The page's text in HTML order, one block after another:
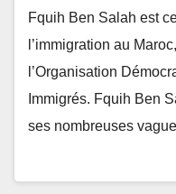
Fquih Ben Salah est
l’immigration au
l’Organisation
Immigrés. Fquih Ben
ses nombreuses